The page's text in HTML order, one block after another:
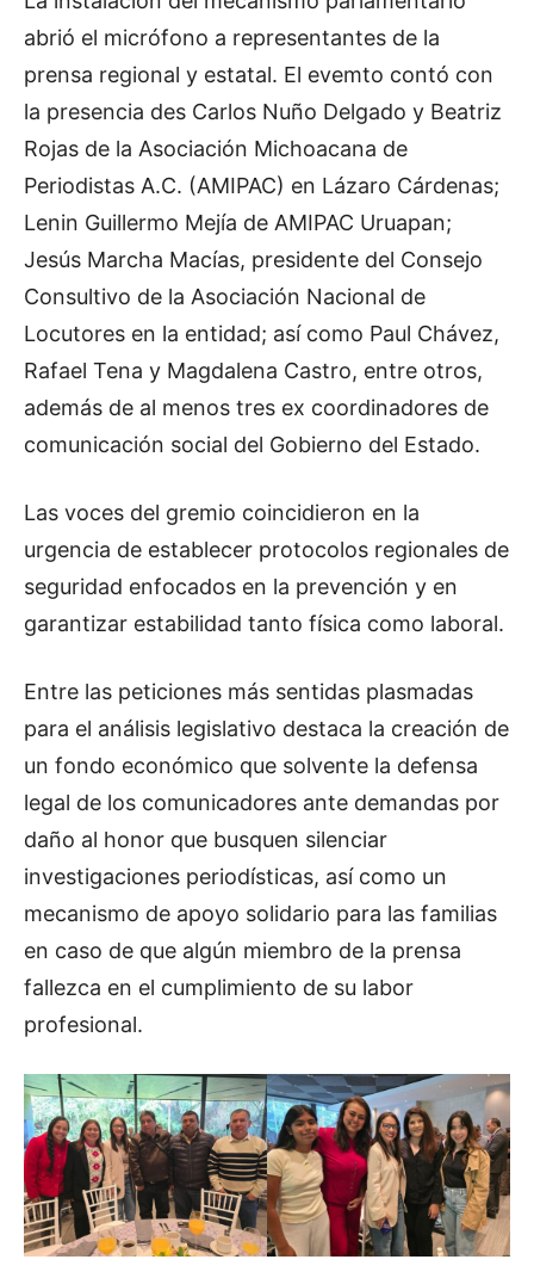
abrió el micrófono a representantes de la
prensa regional y estatal. El evemto contó con
la presencia des Carlos Nuño Delgado y Beatriz
Rojas de la Asociación Michoacana de
Periodistas A.C. (AMIPAC) en Lázaro Cárdenas;
Lenin Guillermo Mejía de AMIPAC Uruapan;
Jesús Marcha Macías, presidente del Consejo
Consultivo de la Asociación Nacional de
Locutores en la entidad; así como Paul Chávez,
Rafael Tena y Magdalena Castro, entre otros,
además de al menos tres ex coordinadores de
comunicación social del Gobierno del Estado.
Las voces del gremio coincidieron en la
urgencia de establecer protocolos regionales de
seguridad enfocados en la prevención y en
garantizar estabilidad tanto física como laboral.
Entre las peticiones más sentidas plasmadas
para el análisis legislativo destaca la creación de
un fondo económico que solvente la defensa
legal de los comunicadores ante demandas por
daño al honor que busquen silenciar
investigaciones periodísticas, así como un
mecanismo de apoyo solidario para las familias
en caso de que algún miembro de la prensa
fallezca en el cumplimiento de su labor
profesional.